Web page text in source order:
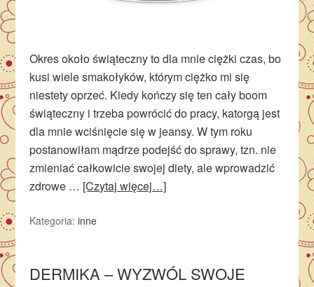
Okres około świąteczny to dla mnie ciężki czas, bo
kusi wiele smakołyków, którym ciężko mi się
niestety oprzeć. Kiedy kończy się ten cały boom
świąteczny i trzeba powrócić do pracy, katorgą jest
dla mnie wciśnięcie się w jeansy. W tym roku
postanowiłam mądrze podejść do sprawy, tzn. nie
zmieniać całkowicie swojej diety, ale wprowadzić
zdrowe … [Czytaj więcej…]
Kategoria:inne
DERMIKA – WYZWÓL SWOJE